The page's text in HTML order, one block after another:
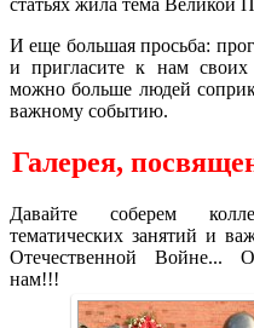
И еще большая просьба:
и пригласите к нам
можно больше людей
важному событию.
Галерея,
Давайте соберем
тематических занятий и
Отечественной Войне...
нам!!!